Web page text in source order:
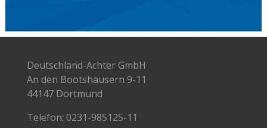
Deutschland-Achter GmbH
An den Bootshäusern 9-11
44147 Dortmund
Telefon: 0231-985125-11